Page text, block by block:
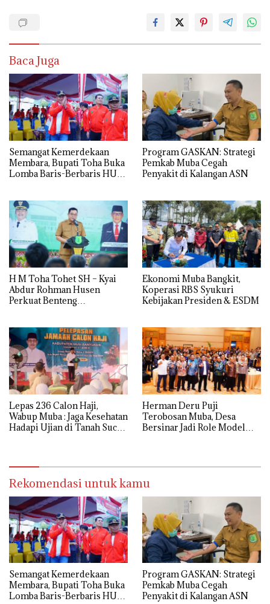
Baca Juga
Semangat Kemerdekaan
Membara, Bupati Toha Buka
Lomba Baris-Berbaris HUT
Program GASKAN: Strategi
Pemkab Muba Cegah
Penyakit di Kalangan ASN
H M Toha Tohet SH – Kyai
Abdur Rohman Husen
Perkuat Benteng
Ekonomi Muba Bangkit,
Koperasi RBS Syukuri
Kebijakan Presiden & ESDM
Lepas 236 Calon Haji,
Wabup Muba : Jaga Kesehatan
Hadapi Ujian di Tanah Suci
Herman Deru Puji
Terobosan Muba, Desa
Bersinar Jadi Role Model
Rekomendasi untuk kamu
Semangat Kemerdekaan
Membara, Bupati Toha Buka
Lomba Baris-Berbaris HUT
Program GASKAN: Strategi
Pemkab Muba Cegah
Penyakit di Kalangan ASN